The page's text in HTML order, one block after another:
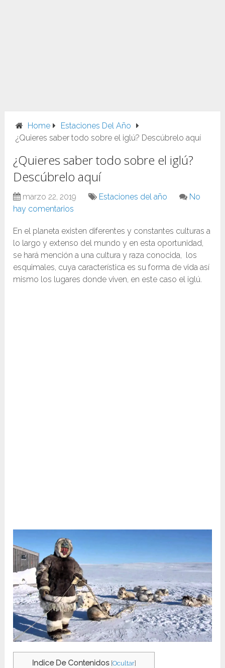
Home
Estaciones Del Año
¿Quieres saber todo sobre el iglú? Descúbrelo aquí
¿Quieres saber todo sobre el iglú?
Descúbrelo aquí
marzo 22, 2019 Estaciones del año
No
hay comentarios
En el planeta existen diferentes y constantes culturas a
lo largo y extenso del mundo y en esta oportunidad,
se hará mención a una cultura y raza conocida, los
esquimales, cuya característica es su forma de vida así
mismo los lugares donde viven, en este caso el iglú.
Indice De Contenidos [Ocultar]